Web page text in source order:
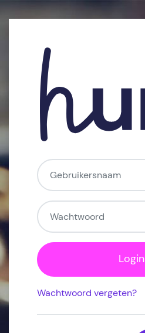
Ga naar hoofdinhoud
Gebruikersnaam
Wachtwoord
Login
Wachtwoord vergeten?